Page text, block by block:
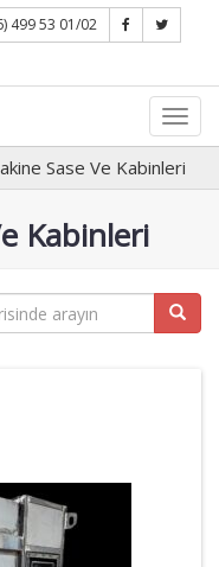
499 53 01/02
Sase Ve Kabinleri
Kabinleri